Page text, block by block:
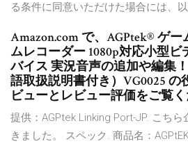
る条件に同意いただけた場合には、
Amazon.com で、AGPtek® ゲ
ムレコーダー 1080p対応小型
バイス 実況音声の追加や編集
語取扱説明書付き）VG0025 の
ビューとレビュー評価をご覧く
提供：AGPtek Linking Port-JP. こち
きました。 スペック. 商品名：